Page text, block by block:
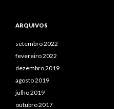
ARQUIVOS
setembro 2022
fevereiro 2022
dezembro 2019
agosto 2019
julho 2019
outubro 2017